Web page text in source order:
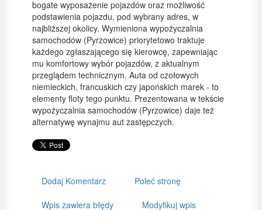
bogate wyposażenie pojazdów oraz możliwość
podstawienia pojazdu, pod wybrany adres, w
najbliższej okolicy. Wymieniona wypożyczalnia
samochodów (Pyrzowice) priorytetowo traktuje
każdego zgłaszającego się kierowcę, zapewniając
mu komfortowy wybór pojazdów, z aktualnym
przeglądem technicznym. Auta od czołowych
niemieckich, francuskich czy japońskich marek - to
elementy floty tego punktu. Prezentowana w tekście
wypożyczalnia samochodów (Pyrzowice) daje też
alternatywę wynajmu aut zastępczych.
Dodaj Komentarz Poleć stronę
Wpis zawiera błędy Modyfikuj wpis